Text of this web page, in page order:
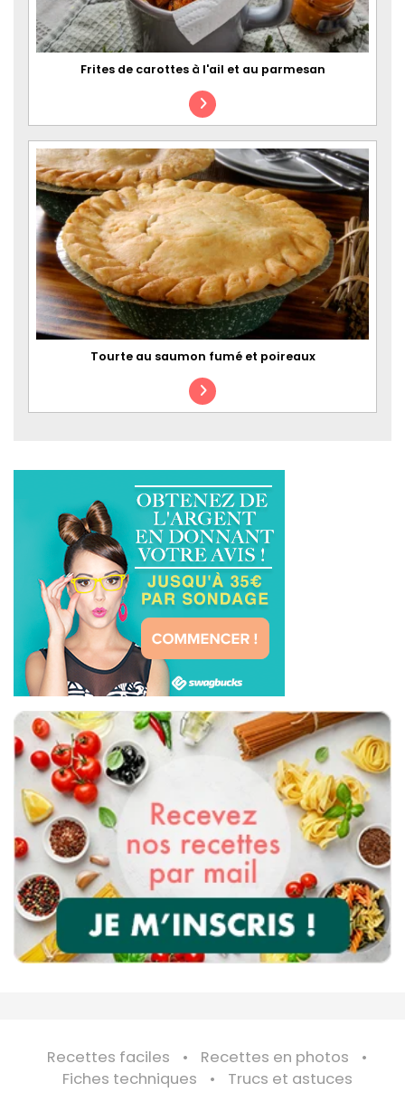
Frites de carottes à l'ail et au parmesan
Tourte au saumon fumé et poireaux
Recettes faciles
Recettes en photos
Fiches techniques
Trucs et astuces